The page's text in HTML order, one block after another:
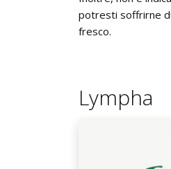
potresti soffrirne
fresco.
Lympha